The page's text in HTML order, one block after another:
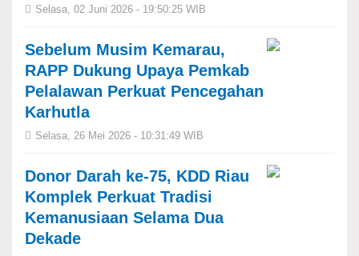
Selasa, 02 Juni 2026 - 19:50:25 WIB
Sebelum Musim Kemarau,
RAPP Dukung Upaya Pemkab
Pelalawan Perkuat Pencegahan
Karhutla
Selasa, 26 Mei 2026 - 10:31:49 WIB
Donor Darah ke-75, KDD Riau
Komplek Perkuat Tradisi
Kemanusiaan Selama Dua
Dekade